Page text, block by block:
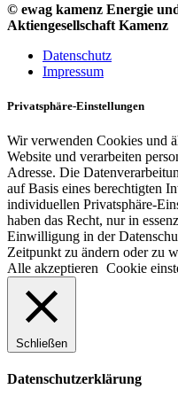
© ewag kamenz Energie
Aktiengesellschaft Kamenz
Datenschutz
Impressum
Privatsphäre-Einstellungen
Wir verwenden Cookies und
Website und verarbeiten
Adresse. Die
auf Basis eines berechtigten
individuellen Privatsphäre-
haben das Recht, nur in
Einwilligung in der
Zeitpunkt zu ändern oder zu
Alle akzeptieren Cookie
Schließen
Datenschutzerklärung